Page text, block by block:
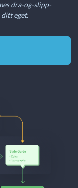
dra-og-slipp-
ditt eget.